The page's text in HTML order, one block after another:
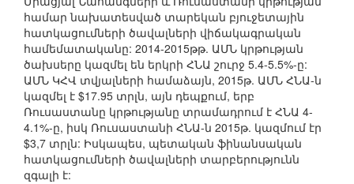
համար նախատեսված տարեկան բյուջետային
հատկացումների ծավալների վիճակագրական
համեմատականը: 2014-2015թթ. ԱՄՆ կրթության
ծախսերը կազմել են երկրի ՀՆԱ շուրջ 5.4-5.5%-ը:
ԱՄՆ ԿՀՎ տվյալների համաձայն, 2015թ. ԱՄՆ ՀՆԱ-ն
կազմել է $17.95 տրլն, այն դեպքում, երբ
Ռուսաստանը կրթությանը տրամադրում է ՀՆԱ 4-
4.1%-ը, իսկ Ռուսաստանի ՀՆԱ-ն 2015թ. կազմում էր
$3,7 տրլն: Իսկապես, պետական ֆինանսական
հատկացումների ծավալների տարբերությունն
զգալի է: